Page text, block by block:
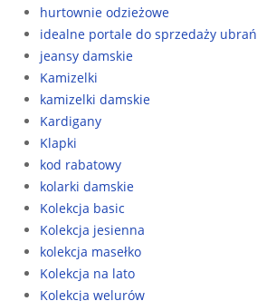
hurtownie odzieżowe
idealne portale do sprzedaży ubrań
jeansy damskie
Kamizelki
kamizelki damskie
Kardigany
Klapki
kod rabatowy
kolarki damskie
Kolekcja basic
Kolekcja jesienna
kolekcja masełko
Kolekcja na lato
Kolekcja welurów